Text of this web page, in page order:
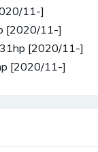
11-]
[2020/11-]
[2020/11-]
[2020/11-]